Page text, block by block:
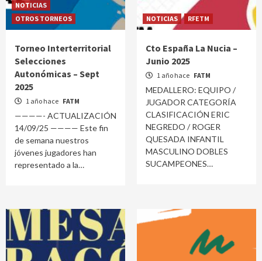
NOTICIAS
OTROS TORNEOS
Torneo Interterritorial
Selecciones
Autonómicas – Sept
2025
1 año hace FATM
————- ACTUALIZACIÓN
14/09/25 ———— Este fin
de semana nuestros
jóvenes jugadores han
representado a la
NOTICIAS RFETM
Cto España La Nucia –
Junio 2025
1 año hace FATM
MEDALLERO: EQUIPO /
JUGADOR CATEGORÍA
CLASIFICACIÓN ERIC
NEGREDO / ROGER
QUESADA INFANTIL
MASCULINO DOBLES
SUCAMPEONES